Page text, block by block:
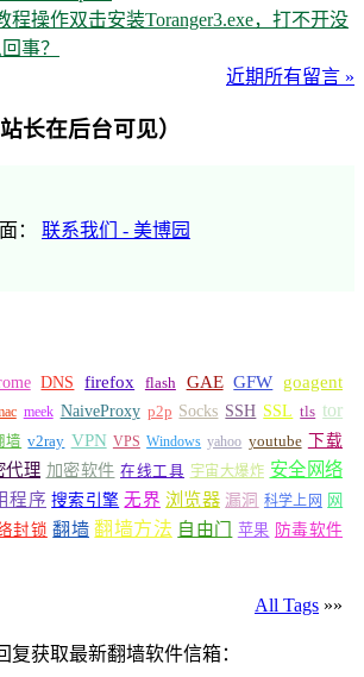
程操作双击安装Toranger3.exe，打不开没
事？
近期所有留言 »
长在后台可见）
： 联系我们 - 美博园
DNS firefox flash GAE GFW
goagent
meek NaiveProxy p2p Socks SSH SSL tls tor
墙 v2ray VPN VPS Windows yahoo youtube 下载
代理 加密软件 在线工具 宇宙大爆炸 安全网络
程序 搜索引擎 无界 浏览器 漏洞 科学上网 网
封锁 翻墙 翻墙方法 自由门 苹果 防毒软件
All Tags »»
复获取最新翻墙软件信箱：